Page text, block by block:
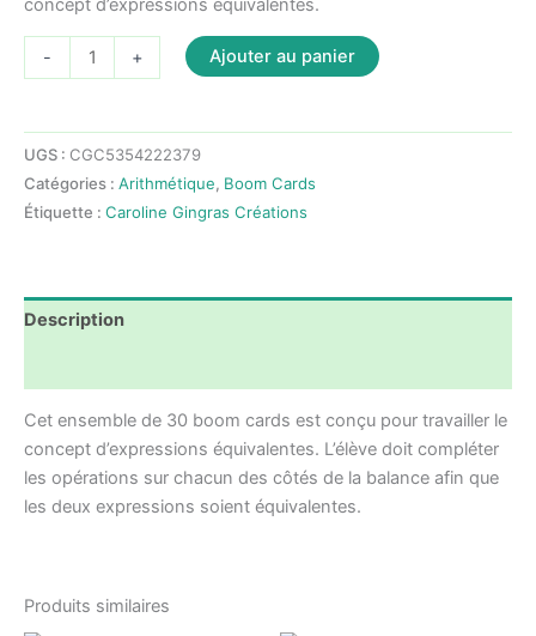
-
de
équivalentes
-
1er
cycle
+ Ajouter au panier
UGS : CGC5354222379
Catégories : Arithmétique, Boom Cards
Étiquette : Caroline Gingras Créations
Description
Cet ensemble de 30 boom cards est conçu pour travailler le
concept d’expressions équivalentes. L’élève doit compléter
les opérations sur chacun des côtés de la balance afin que
les deux expressions soient équivalentes.
Produits similaires